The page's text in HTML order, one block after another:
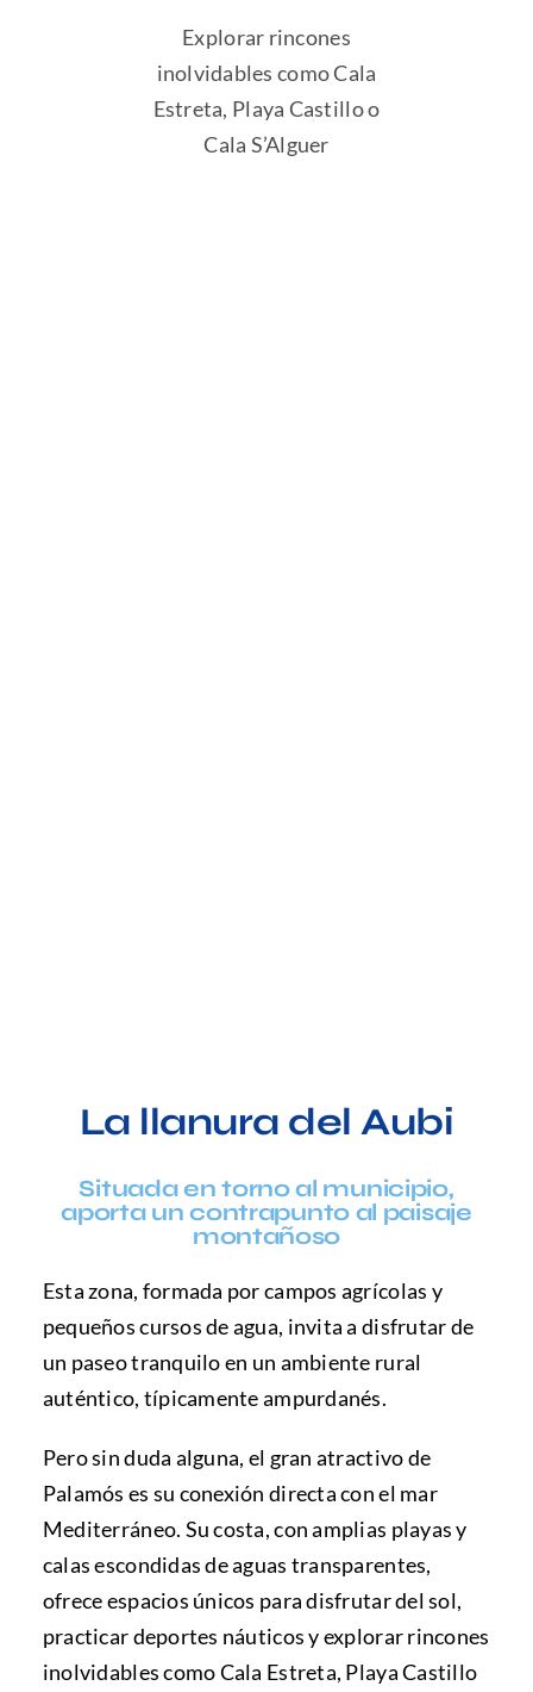
Explorar rincones
inolvidables como Cala
Estreta, Playa Castillo o
Cala S’Alguer
La llanura del Aubi
Situada en torno al municipio,
aporta un contrapunto al paisaje
montañoso
Esta zona, formada por campos agrícolas y
pequeños cursos de agua, invita a disfrutar de
un paseo tranquilo en un ambiente rural
auténtico, típicamente ampurdanés.
Pero sin duda alguna, el gran atractivo de
Palamós es su conexión directa con el mar
Mediterráneo. Su costa, con amplias playas y
calas escondidas de aguas transparentes,
ofrece espacios únicos para disfrutar del sol,
practicar deportes náuticos y explorar rincones
inolvidables como Cala Estreta, Playa Castillo